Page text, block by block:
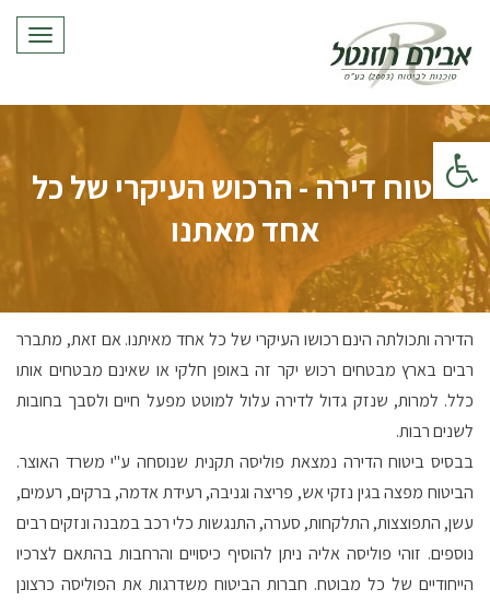
פתח סרגל נגישות
ביטוח דירה - הרכוש העיקרי של כל
אחד מאתנו
הדירה ותכולתה הינם רכושו העיקרי של כל אחד מאיתנו. אם זאת, מתברר
רבים בארץ מבטחים רכוש יקר זה באופן חלקי או שאינם מבטחים אותו
כלל. למרות, שנזק גדול לדירה עלול למוטט מפעל חיים ולסבך בחובות
לשנים רבות.
בבסיס ביטוח הדירה נמצאת פוליסה תקנית שנוסחה ע"י משרד האוצר.
הביטוח מפצה בגין נזקי אש, פריצה וגניבה, רעידת אדמה, ברקים, רעמים,
עשן, התפוצצות, התלקחות, סערה, התנגשות כלי רכב במבנה ונזקים רבים
נוספים. זוהי פוליסה אליה ניתן להוסיף כיסויים והרחבות בהתאם לצרכיו
הייחודיים של כל מבוטח. חברות הביטוח משדרגות את הפוליסה כרצונן